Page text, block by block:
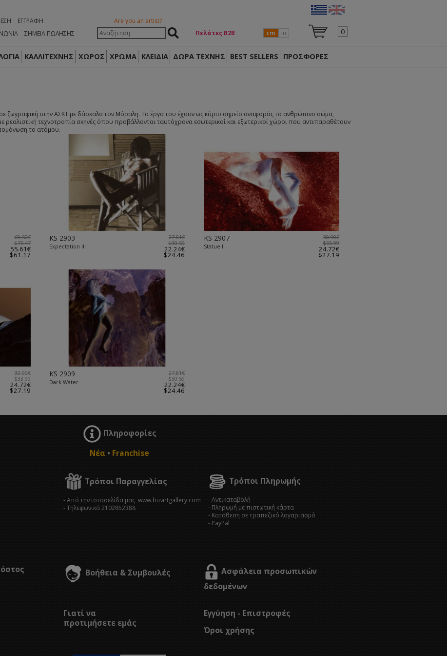
ΕΓΓΡΑΦΉ
ΣΗΜΕΙΑ ΠΩΛΗΣΗΣ
Are you an artist?
Πελάτες Β2Β
cm in 0
ΚΑΛΛΙΤΕΧΝΗΣ ΧΩΡΟΣ ΧΡΩΜΑ ΚΛΕΙΔΙΑ ΔΏΡΑ ΤΈΧΝΗΣ BEST SELLERS ΠΡΟΣΦΟΡΕΣ
ζωγραφική στην ΑΣΚΤ με δάσκαλο τον Μόραλη. Τα έργα του έχουν ως κύριο σημείο αναφοράς το ανθρώπινο σώμα,
ρεαλιστική τεχνοτροπία σκηνές όπου προβάλλονται ταυτόχρονα εσωτερικοί και εξωτερικοί χώροι που αντιπαραθέτουν
το ατόμου.
69.52€
$76.47
55.61€
$61.17
KS 2903
Expectation III
27.81€
$30.59
22.24€
$24.46
KS 2907
Statue II
30.90€
$33.99
24.72€
$27.19
30.90€
$33.99
24.72€
$27.19
KS 2909
Dark Water
27.81€
$30.59
22.24€
$24.46
Πληροφορίες
Νέα • Franchise
Τρόποι Παραγγελίας
- Από την ιστοσελίδα μας www.bizartgallery.com
- Tηλεφωνικά 2102852388
Τρόποι Πληρωμής
- Αντικαταβολή
- Πληρωμή με πιστωτική κάρτα
- Κατάθεση σε τραπεζικό λογαριασμό
- PayPal
Βοήθεια & Συμβουλές
Ασφάλεια προσωπικών
δεδομένων
Γιατί να
προτιμήσετε εμάς
Εγγύηση - Επιστροφές
Όροι χρήσης